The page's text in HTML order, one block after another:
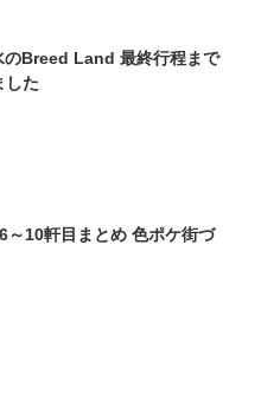
のBreed Land 最終行程まで
した
～10軒目まとめ 色ポケ街づ